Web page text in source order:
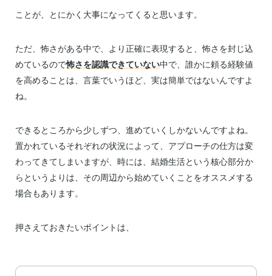
ことが、とにかく大事になってくると思います。
ただ、怖さがある中で、より正確に表現すると、怖さを封じ込
めているので怖さを認識できていない中で、誰かに頼る経験値
を高めることは、言葉でいうほど、実は簡単ではないんですよ
ね。
できるところから少しずつ、進めていくしかないんですよね。
置かれているそれぞれの状況によって、アプローチの仕方は変
わってきてしまいますが、時には、結婚生活という核心部分か
らというよりは、その周辺から始めていくことをオススメする
場合もあります。
押さえておきたいポイントは、